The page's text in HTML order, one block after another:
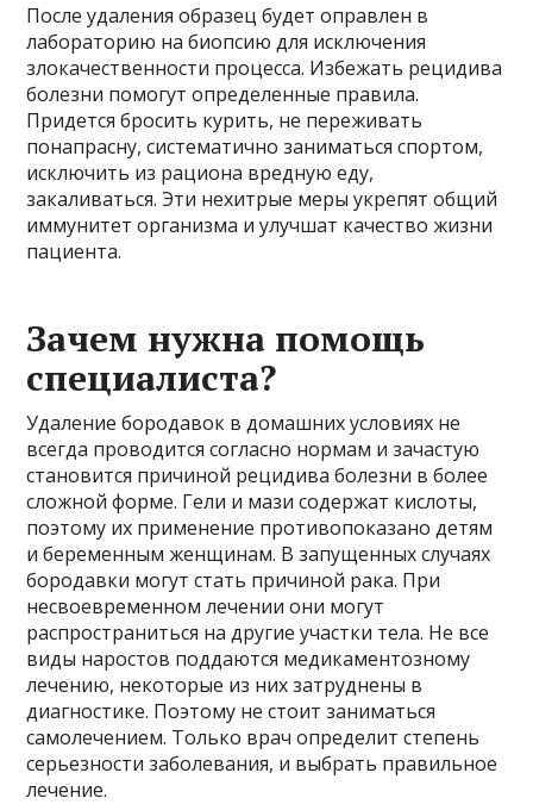
После удаления образец будет оправлен в
лабораторию на биопсию для исключения
злокачественности процесса. Избежать рецидива
болезни помогут определенные правила.
Придется бросить курить, не переживать
понапрасну, систематично заниматься спортом,
исключить из рациона вредную еду,
закаливаться. Эти нехитрые меры укрепят общий
иммунитет организма и улучшат качество жизни
пациента.
Зачем нужна помощь
специалиста?
Удаление бородавок в домашних условиях не
всегда проводится согласно нормам и зачастую
становится причиной рецидива болезни в более
сложной форме. Гели и мази содержат кислоты,
поэтому их применение противопоказано детям
и беременным женщинам. В запущенных случаях
бородавки могут стать причиной рака. При
несвоевременном лечении они могут
распространиться на другие участки тела. Не все
виды наростов поддаются медикаментозному
лечению, некоторые из них затруднены в
диагностике. Поэтому не стоит заниматься
самолечением. Только врач определит степень
серьезности заболевания, и выбрать правильное
лечение.